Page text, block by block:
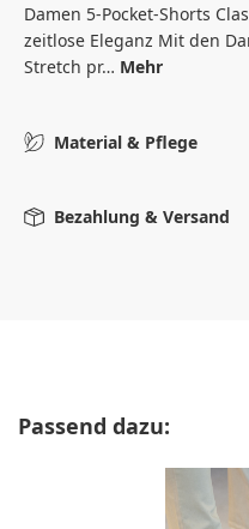
Damen 5-Pocket-Shorts
zeitlose Eleganz Mit den
Stretch pr… Mehr
Material & Pflege
Bezahlung & Versand
Produktgalerie überspringen
Passend dazu: